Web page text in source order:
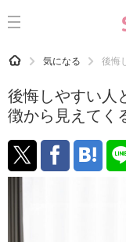
CATEGORY 記事カテゴリ
運気
洗濯
生活の知恵
HOME 気になる 後悔
後悔しやすい人
徴から見えてく